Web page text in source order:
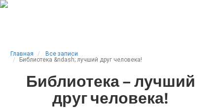
Главная
Все записи
Библиотека &ndash; лучший друг человека!
Библиотека – лучший
друг человека!